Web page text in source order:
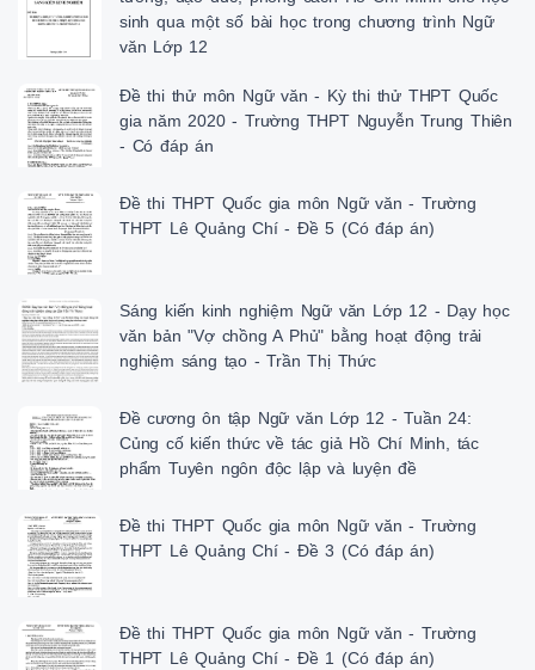
- Các thông tin về cuộc kháng chiến không hề liên
quan đến đề tài “hỏi đường - chỉ đường”.
b) Hàm ý của anh thanh niên
lối kháng chiến.
- Muốn bộc lộ sự kiêu hãnh, tự hào khi được tham gia
vào một công cuộc lớn lao mà ở nông thôn vào thời
cách thể hiện bầu nhiệt huyết, hiềm say mê đối với
cuộc kháng chiến. Đó là điểm đáng trân trọng, đáng ca
ngợi tuy sự bộc lộ không được đúng chỗ (không phù
hợp với cuộc thoại) và hơi quá mức độ (nói dài dòng)
thừa lượng thông tin mà cuộc thoại cần đến.
c) Kết luận: Khi người nói chủ ý vi phạm phương
châm quan hệ trong giao tiếp, để hàm ý có tác dụng
cần: nói đúng chỗ, phù hợp với cuộc hội thoại và diễn
đến.
Bài tập 3:
a) Câu nói của Bá Kiến với Chí Phèo: “Tôi không
phải là cái kho” có hàm ý: Từ chối trước lời đề nghị
xin tiền như mọi khi của Chí Phèo (cái kho - biểu
tượng của của cải, tiền nong, sự giàu có. Tôi không có
nhiều tiền) Qua những phần trên, anh đối với hcồng, bà không muốn
(chị) hãy xác định: để nói chồng mà thông qua lời khuyên để gợi ý cho
thường dùng những cách III. Cách thức tạo câu có hàm ý
thức nói như thế nào? Chọn Để có một câu có hàm ý, người ta thường
sinh qua một số bài học trong chương trình Ngữ
văn Lớp 12
Đề thi thử môn Ngữ văn - Kỳ thi thử THPT Quốc
gia năm 2020 - Trường THPT Nguyễn Trung Thiên
- Có đáp án
Đề thi THPT Quốc gia môn Ngữ văn - Trường
THPT Lê Quảng Chí - Đề 5 (Có đáp án)
Sáng kiến kinh nghiệm Ngữ văn Lớp 12 - Dạy học
văn bản "Vợ chồng A Phủ" bằng hoạt động trải
nghiệm sáng tạo - Trần Thị Thức
Đề cương ôn tập Ngữ văn Lớp 12 - Tuần 24:
Củng cố kiến thức về tác giả Hồ Chí Minh, tác
phẩm Tuyên ngôn độc lập và luyện đề
Đề thi THPT Quốc gia môn Ngữ văn - Trường
THPT Lê Quảng Chí - Đề 3 (Có đáp án)
Đề thi THPT Quốc gia môn Ngữ văn - Trường
THPT Lê Quảng Chí - Đề 1 (Có đáp án)